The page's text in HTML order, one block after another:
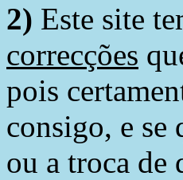
2) Este site
correcções
pois
consigo, e se
ou a troca de